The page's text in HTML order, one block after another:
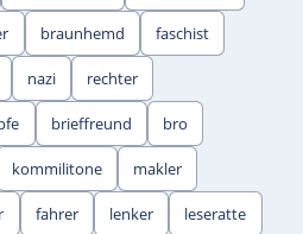
braunhemd faschist
nazi rechter
brieffreund bro
kommilitone makler
fahrer lenker leseratte